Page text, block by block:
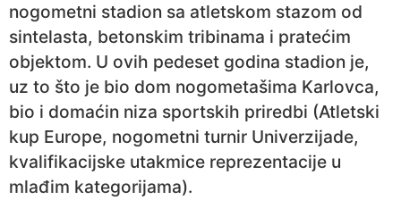
nogometni stadion sa atletskom stazom od
sintelasta, betonskim tribinama i pratećim
objektom. U ovih pedeset godina stadion je,
uz to što je bio dom nogometašima Karlovca,
bio i domaćin niza sportskih priredbi (Atletski
kup Europe, nogometni turnir Univerzijade,
kvalifikacijske utakmice reprezentacije u
mlađim kategorijama).